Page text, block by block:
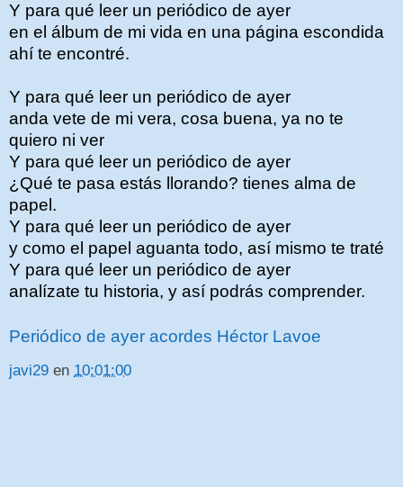
Y para qué leer un periódico de ayer
en el álbum de mi vida en una página escondida
ahí te encontré.
Y para qué leer un periódico de ayer
anda vete de mi vera, cosa buena, ya no te
quiero ni ver
Y para qué leer un periódico de ayer
¿Qué te pasa estás llorando? tienes alma de
papel.
Y para qué leer un periódico de ayer
y como el papel aguanta todo, así mismo te traté
Y para qué leer un periódico de ayer
analízate tu historia, y así podrás comprender.
Periódico de ayer acordes Héctor Lavoe
javi29 en 10:01:00